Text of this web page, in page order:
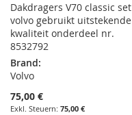
Dakdragers V70 classic set
volvo gebruikt uitstekende
kwaliteit onderdeel nr.
8532792
Brand:
Volvo
75,00 €
75,00 €